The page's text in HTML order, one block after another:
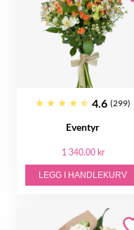
4.6 (299)
Eventyr
1 340.00 kr
LEGG I HANDLEKURV